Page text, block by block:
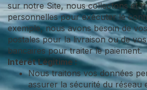
sur notre Site, nous collectons et
personnelles pour exécuter le
exemple, nous avons besoin de
postales pour la livraison ou de
bancaires pour traiter le paiement.
Intérêt Légitime :
Nous traitons vos données
assurer la sécurité du réseau